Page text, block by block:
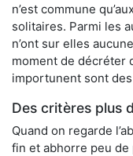
n’est commune
solitaires. Parmi les
n’ont sur elles
moment de décréter
importunent sont
Des critères plus
Quand on regarde
fin et abhorre peu